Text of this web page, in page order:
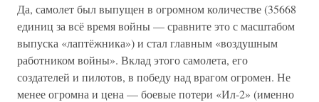
Да, самолет был выпущен в огромном количестве (35668
единиц за всё время войны — сравните это с масштабом
выпуска «лаптёжника») и стал главным «воздушным
работником войны». Вклад этого самолета, его
создателей и пилотов, в победу над врагом огромен. Не
менее огромна и цена — боевые потери «Ил-2» (именно